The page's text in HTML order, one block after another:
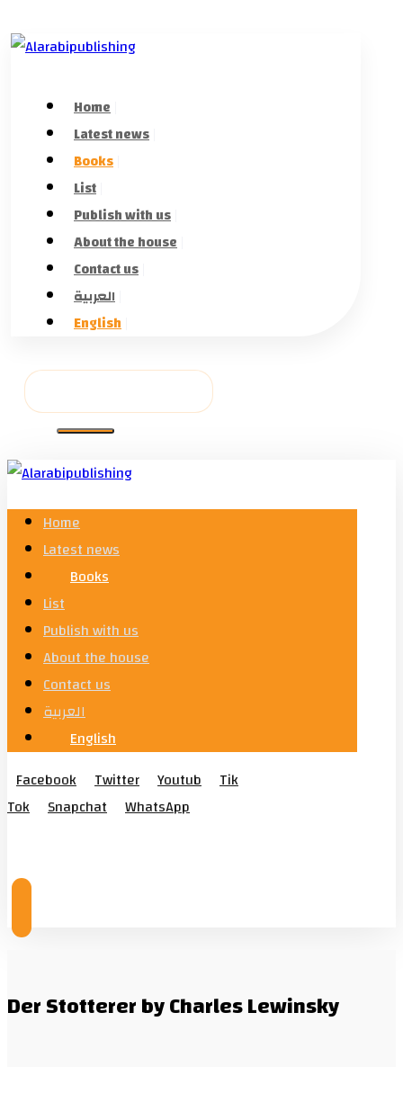
Home
Latest news
Books
List
Publish with us
About the house
Contact us
العربية
English
Home
Latest news
Books
List
Publish with us
About the house
Contact us
العربية
English
Facebook
Twitter Youtub
Tik
Tok
Snapchat
WhatsApp
Der Stotterer by Charles Lewinsky